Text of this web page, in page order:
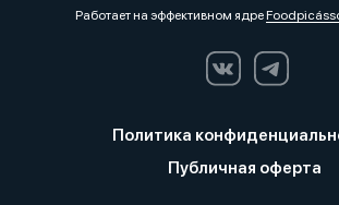
Работает на эффективном ядре
Политика
Публичная оферта